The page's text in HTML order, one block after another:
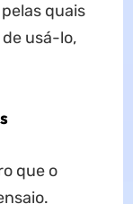
quais
usá-lo,
que o